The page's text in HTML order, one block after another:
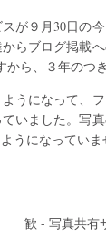
が９月30日の
らブログ掲載
ら、３年のつ
うになって、
いました。写
うになっていま
歓 - 写真共有